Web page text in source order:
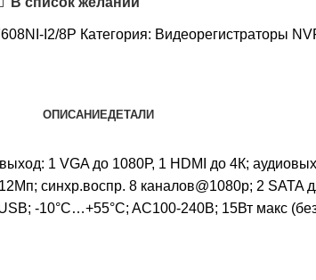
I2/8P Категория: Видеорегистраторы
ОПИСАНИЕДЕТАЛИ
1 VGA до 1080Р, 1 HDMI до 4К;
синхр.воспр. 8 каналов@1080р; 2
-10°C…+55°C; AC100-240В; 15Вт макс